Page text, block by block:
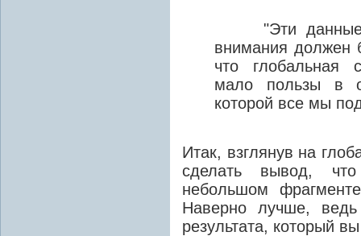
"Эти данные
внимания должен
что глобальная
мало пользы в
которой все мы
Итак, взглянув на
сделать вывод,
небольшом
Наверно лучше, ведь
результата, который